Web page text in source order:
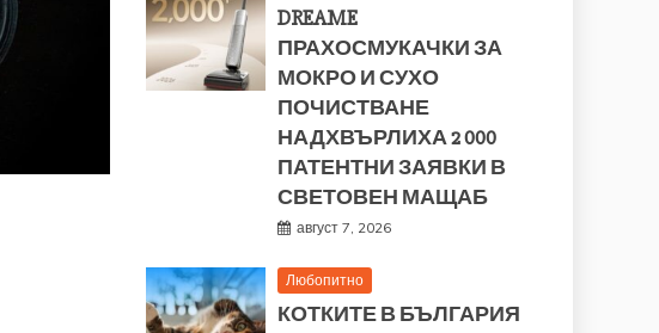
DREAME
ПРАХОСМУКАЧКИ ЗА
МОКРО И СУХО
ПОЧИСТВАНЕ
НАДХВЪРЛИХА 2 000
ПАТЕНТНИ ЗАЯВКИ В
СВЕТОВЕН МАЩАБ
август 7, 2026
Любопитно
КОТКИТЕ В БЪЛГАРИЯ